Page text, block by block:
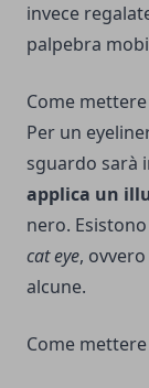
invece
palpebra
Come
Per un
sguardo sarà
applica un
nero.
cat eye,
alcune.
Come